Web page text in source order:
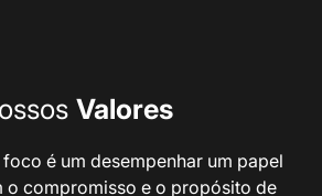
Valores
é um desempenhar um papel
o compromisso e o propósito de